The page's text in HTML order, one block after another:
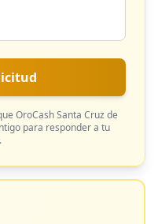
OroCash Santa Cruz de
para responder a tu